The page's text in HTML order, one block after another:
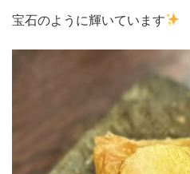
宝石のように輝いています